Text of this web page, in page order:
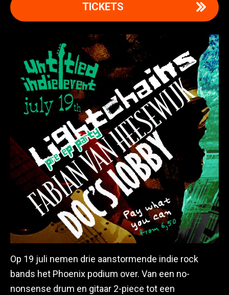
TICKETS
Op 19 juli nemen drie aanstormende indie rock
bands het Phoenix podium over. Van een no-
nonsense drum en gitaar 2-piece tot een